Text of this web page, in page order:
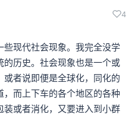
想家。
4
些现代社会现象。我完全没学
的历史。社会现象也是一个或
者说即便是全球化，同化的
而上下车的各个地区的各种
装或者消化，又要进入到小群